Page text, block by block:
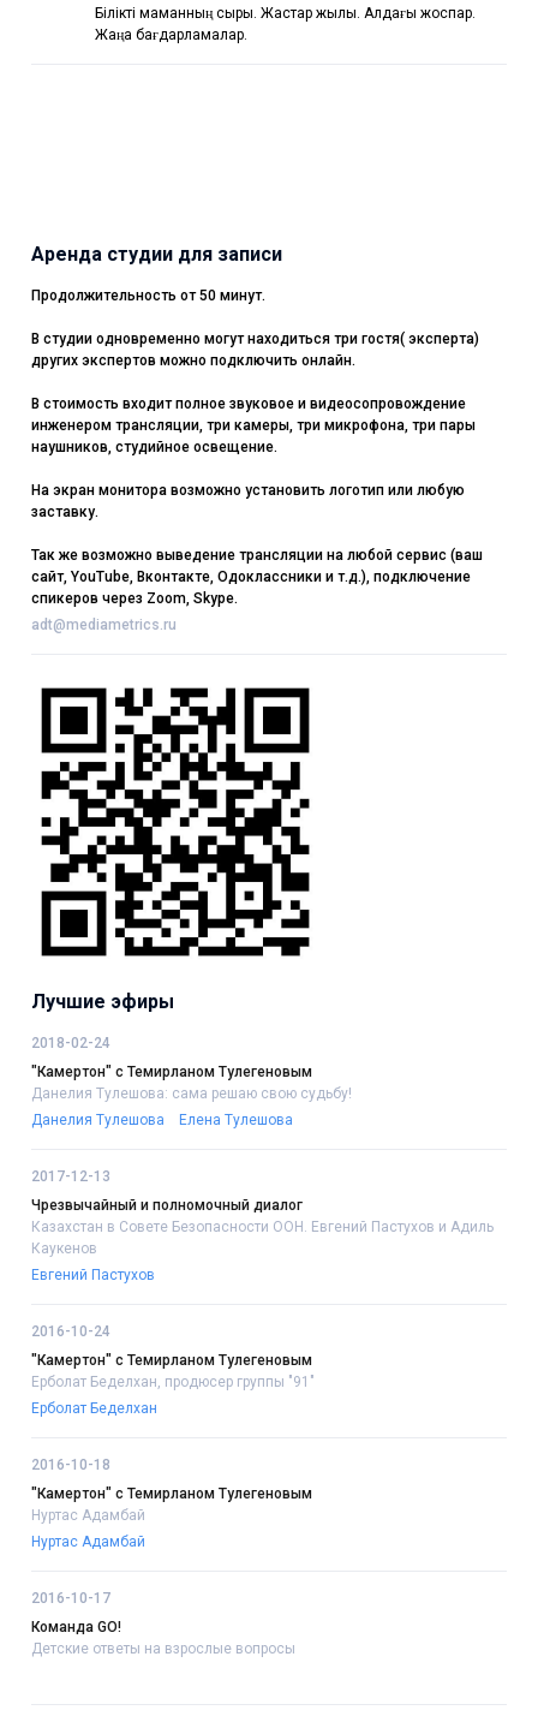
Білікті маманның сыры. Жастар жылы. Алдағы жоспар.
Жаңа бағдарламалар.
Аренда студии для записи
Продолжительность от 50 минут.
В студии одновременно могут находиться три гостя( эксперта)
других экспертов можно подключить онлайн.
В стоимость входит полное звуковое и видеосопровождение
инженером трансляции, три камеры, три микрофона, три пары
наушников, студийное освещение.
На экран монитора возможно установить логотип или любую
заставку.
Так же возможно выведение трансляции на любой сервис (ваш
сайт, YouTube, Вконтакте, Одоклассники и т.д.), подключение
спикеров через Zoom, Skype.
adt@mediametrics.ru
Лучшие эфиры
2018-02-24
"Камертон" с Темирланом Тулегеновым
Данелия Тулешова: сама решаю свою судьбу!
Данелия Тулешова
Елена Тулешова
2017-12-13
Чрезвычайный и полномочный диалог
Казахстан в Совете Безопасности ООН. Евгений Пастухов и Адиль
Каукенов
Евгений Пастухов
2016-10-24
"Камертон" с Темирланом Тулегеновым
Ерболат Беделхан, продюсер группы "91"
Ерболат Беделхан
2016-10-18
"Камертон" с Темирланом Тулегеновым
Нуртас Адамбай
Нуртас Адамбай
2016-10-17
Команда GO!
Детские ответы на взрослые вопросы